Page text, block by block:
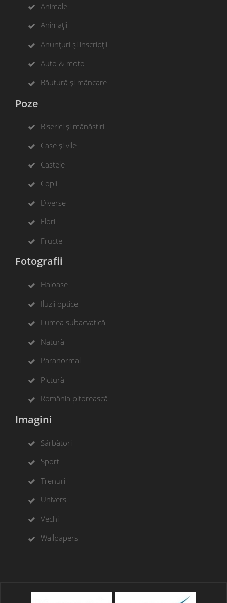
Animale
Animații
Anunțuri și inscripții
Auto & moto
Băutură și mâncare
Poze
Biserici și mănăstiri
Case și vile
Castele
Copii
Diverse
Flori
Fructe
Fotografii
Haioase
Iluzii optice
Lumea subacvatică
Natură
Paranormal
Pictură
România pitorească
Imagini
Sărbători
Sport
Trenuri
Univers
Vechi
Wallpapers